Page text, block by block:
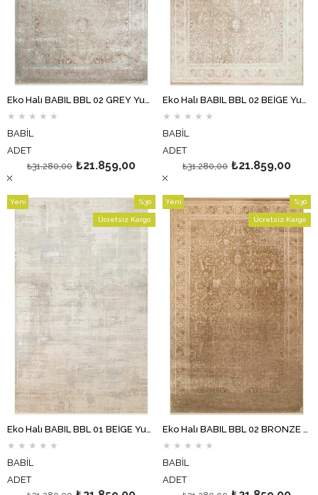
★ ★ ★ ★ ★
BABİL
ADET
₺21.859,00
₺31.280,00
★ ★ ★ ★ ★
BABİL
ADET
₺21.859,00
₺31.280,00
Eko Halı BABIL BBL 01 BEİGE Yumuşak Dokulu Vintage Esintilere Sahip Over-dyed Sık Dokuma Salon Halısı
★ ★ ★ ★ ★
BABİL
ADET
%30
İndirim
%30İndirim
Ücretsiz Kargo
Yeni
Ürün
Eko Halı BABIL BBL 02 BRONZE Yumuşak Dokulu Vintage Esintilere Sahip Over-dyed Sık Dokuma Salon Halısı
★ ★ ★ ★ ★
BABİL
ADET
%30
İndirim
Ücretsiz Kargo
Yeni
Ürün